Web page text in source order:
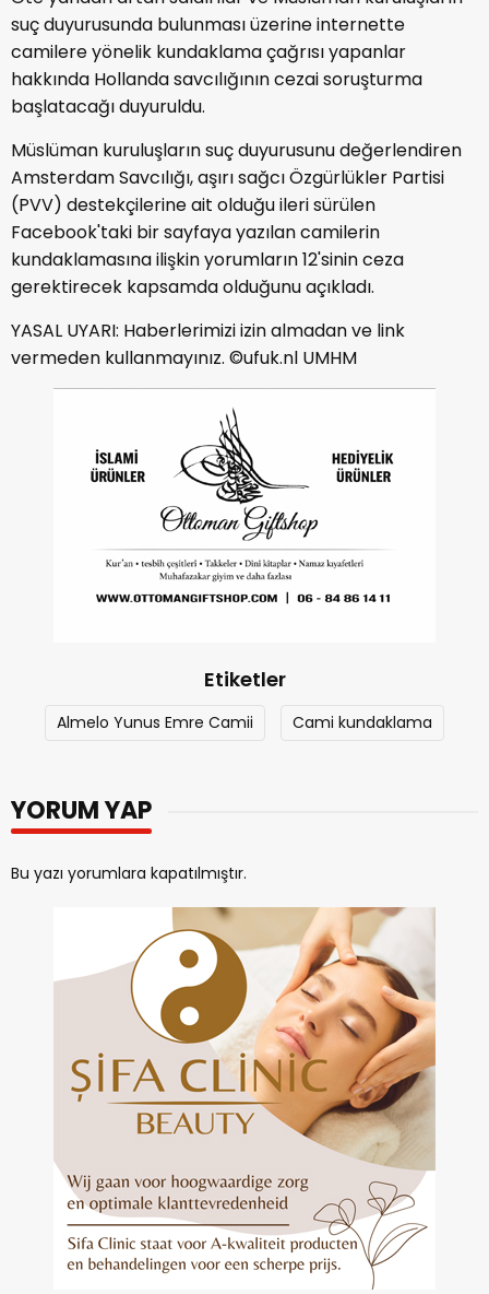
suç duyurusunda bulunması üzerine internette
camilere yönelik kundaklama çağrısı yapanlar
hakkında Hollanda savcılığının cezai soruşturma
başlatacağı duyuruldu.
Müslüman kuruluşların suç duyurusunu değerlendiren
Amsterdam Savcılığı, aşırı sağcı Özgürlükler Partisi
(PVV) destekçilerine ait olduğu ileri sürülen
Facebook'taki bir sayfaya yazılan camilerin
kundaklamasına ilişkin yorumların 12'sinin ceza
gerektirecek kapsamda olduğunu açıkladı.
YASAL UYARI: Haberlerimizi izin almadan ve link
vermeden kullanmayınız. ©ufuk.nl UMHM
Etiketler
Almelo Yunus Emre Camii Cami kundaklama
YORUM YAP
Bu yazı yorumlara kapatılmıştır.